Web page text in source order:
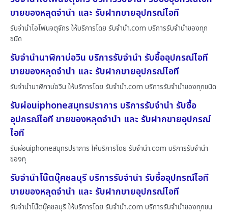
ขายของหลุดจำนำ และ รับฝากขายอุปกรณ์ไอที
รับจำนำไอโฟนจตุจักร ให้บริการโดย รับจํานํา.com บริการรับจำนำของทุก
ชนิด
รับจำนำนาฬิกาบ่อวิน บริการรับจำนำ รับซื้ออุปกรณ์ไอที
ขายของหลุดจำนำ และ รับฝากขายอุปกรณ์ไอที
รับจำนำนาฬิกาบ่อวิน ให้บริการโดย รับจํานํา.com บริการรับจำนำของทุกชนิด
รับผ่อนiphoneสมุทรปราการ บริการรับจำนำ รับซื้อ
อุปกรณ์ไอที ขายของหลุดจำนำ และ รับฝากขายอุปกรณ์
ไอที
รับผ่อนiphoneสมุทรปราการ ให้บริการโดย รับจํานํา.com บริการรับจำนำ
ของทุ
รับจำนำโน๊ตบุ๊คชลบุรี บริการรับจำนำ รับซื้ออุปกรณ์ไอที
ขายของหลุดจำนำ และ รับฝากขายอุปกรณ์ไอที
รับจำนำโน๊ตบุ๊คชลบุรี ให้บริการโดย รับจํานํา.com บริการรับจำนำของทุกชน